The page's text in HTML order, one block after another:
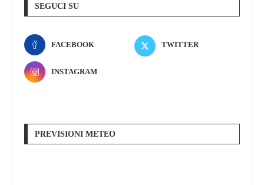
SEGUCI SU
FACEBOOK TWITTER
INSTAGRAM
PREVISIONI METEO